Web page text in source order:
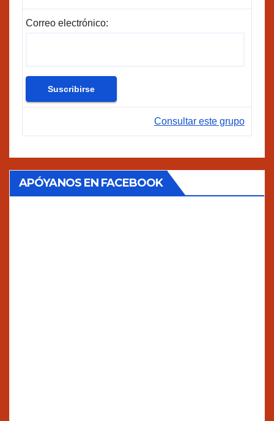
Correo electrónico:
Consultar este grupo
APÓYANOS EN FACEBOOK